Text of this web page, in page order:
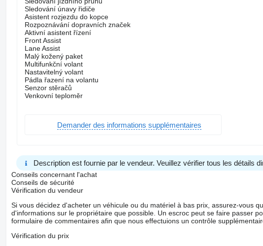
Sledování únavy řidiče
Asistent rozjezdu do kopce
Rozpoznávání dopravních značek
Aktivní asistent řízení
Front Assist
Lane Assist
Malý kožený paket
Multifunkční volant
Nastavitelný volant
Pádla řazení na volantu
Senzor stěračů
Venkovní teploměr
Demander des informations supplémentaires
Description est fournie par le vendeur. Veuillez vérifier tous les détails
Conseils concernant l'achat
Conseils de sécurité
Vérification du vendeur
Si vous décidez d'acheter un véhicule ou du matériel à bas prix, assurez-vous
d'informations sur le propriétaire que possible. Un escroc peut se faire passer
formulaire de commentaires afin que nous effectuions un contrôle
Vérification du prix